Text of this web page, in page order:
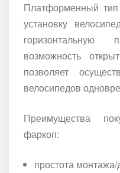
Платформенный тип
установку
возможность
позволяет
велосипедов
Преимущества
фаркоп:
простота